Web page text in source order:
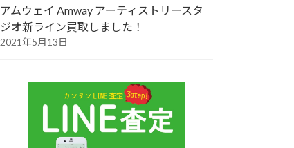
アムウェイ Amway アーティストリースタ
ジオ新ライン買取しました！
2021年5月13日